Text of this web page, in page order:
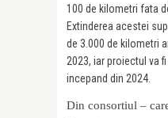
100 de kilometri fata
Extinderea acestei
de 3.000 de kilometri
2023, iar proiectul va
incepand din 2024.
Din consortiul –